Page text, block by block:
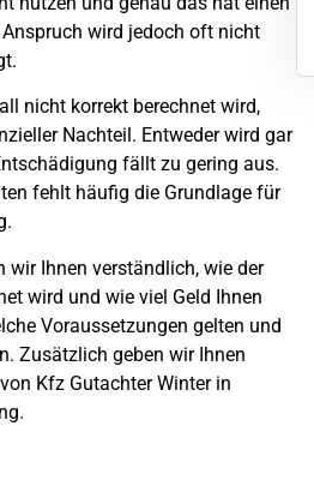
wird jedoch oft nicht
nicht korrekt berechnet wird,
Nachteil. Entweder wird gar
fällt zu gering aus.
fehlt häufig die Grundlage für
wir Ihnen verständlich, wie der
wird und wie viel Geld Ihnen
Voraussetzungen gelten und
Zusätzlich geben wir Ihnen
Kfz Gutachter Winter in